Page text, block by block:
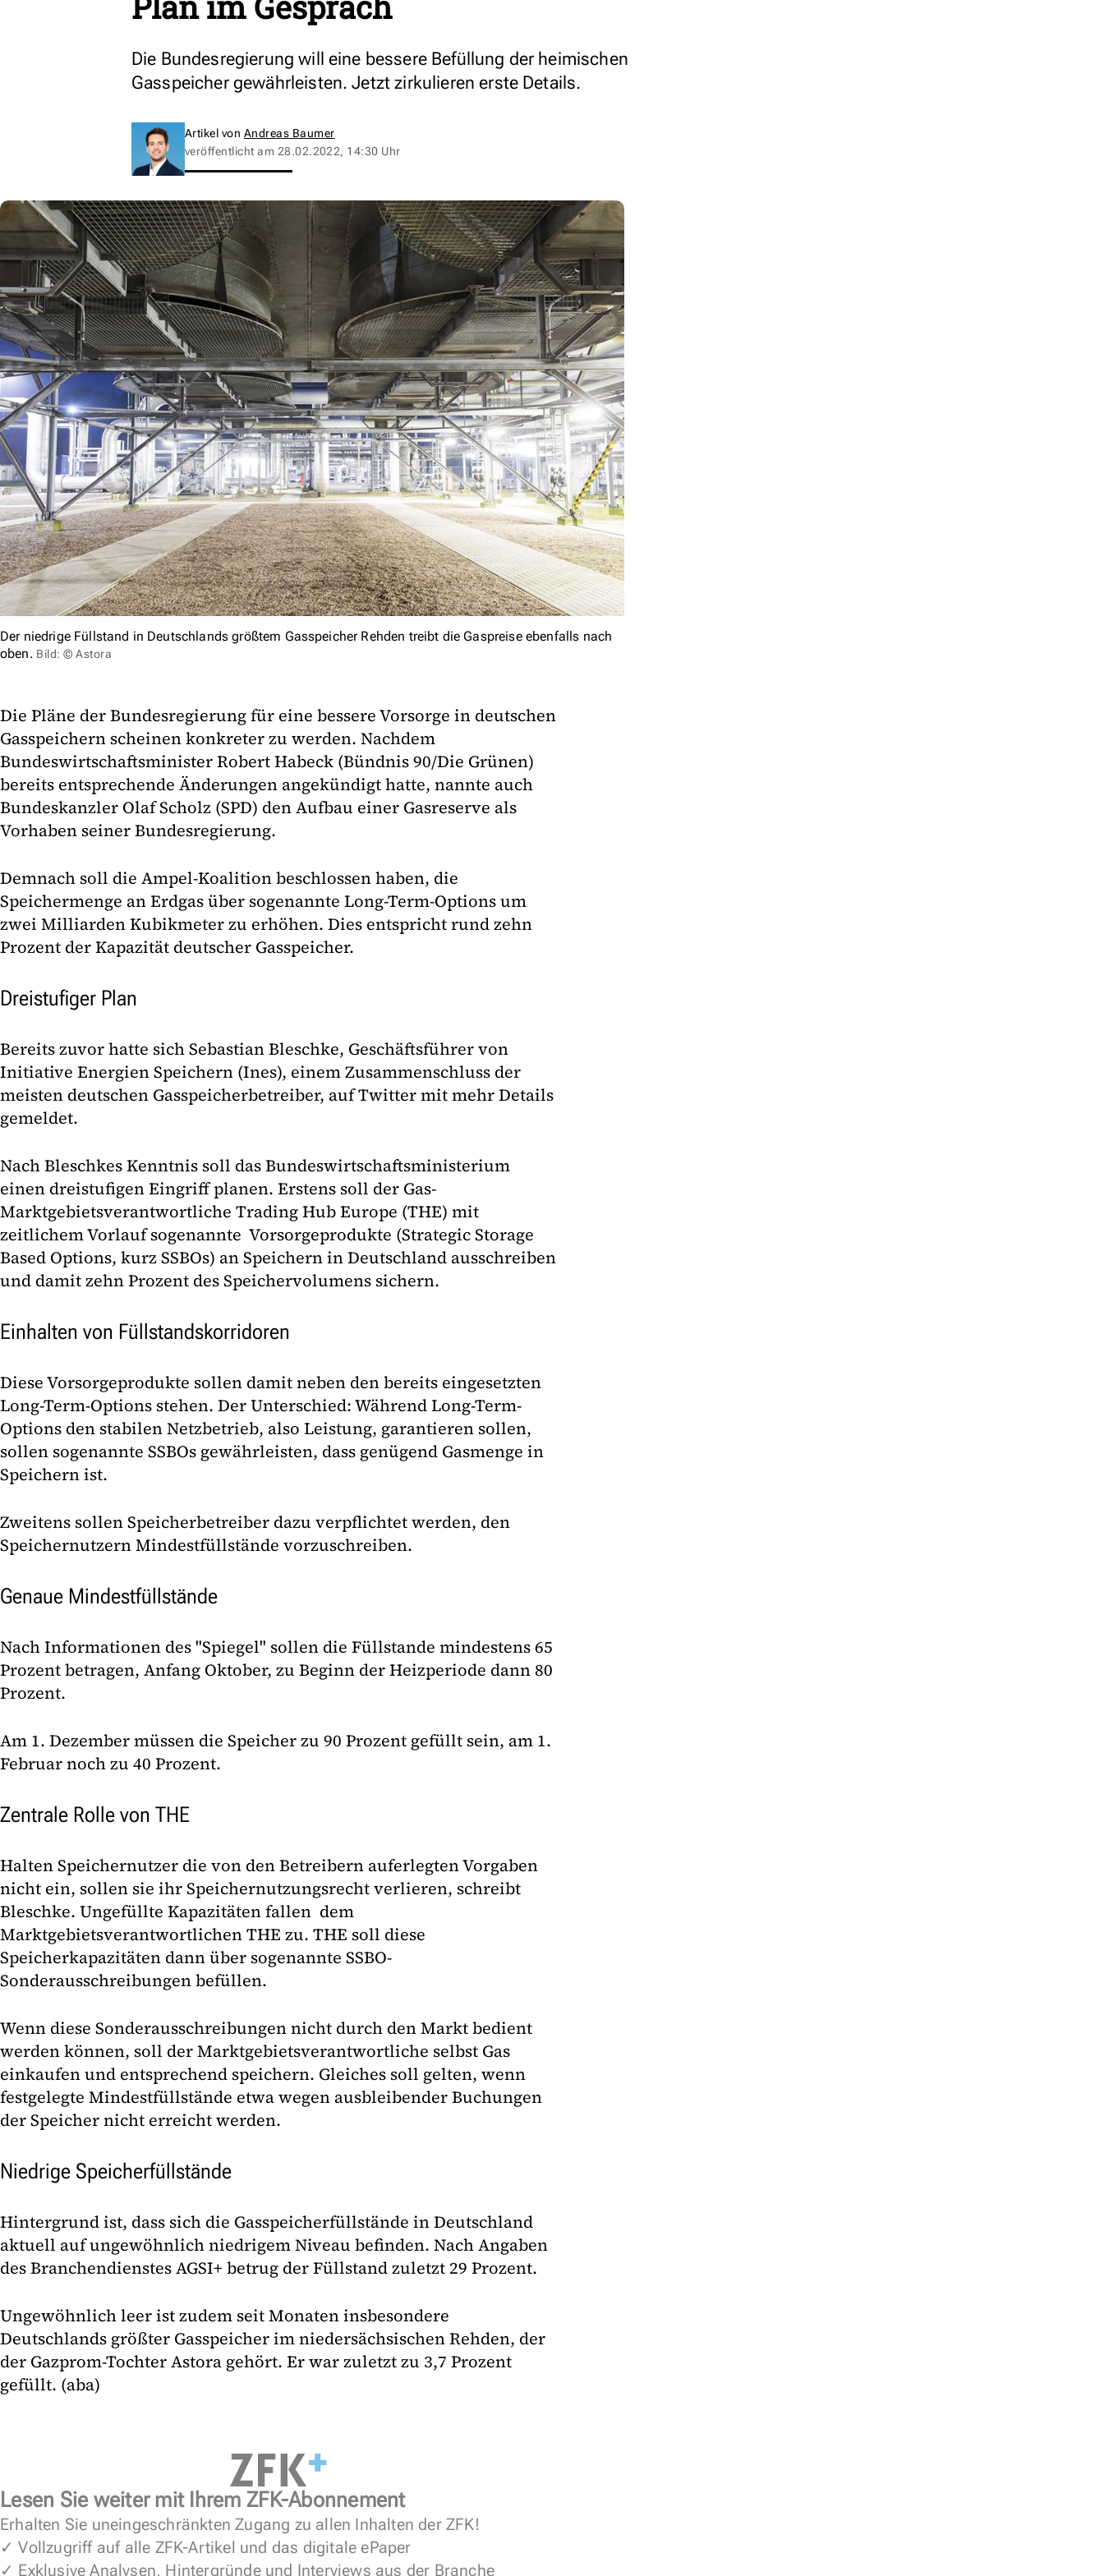
Die Bundesregierung will eine bessere Befüllung der heimischen
Gasspeicher gewährleisten. Jetzt zirkulieren erste Details.
Artikel von Andreas Baumer
veröffentlicht am 28.02.2022, 14:30 Uhr
Der niedrige Füllstand in Deutschlands größtem Gasspeicher Rehden treibt die Gaspreise ebenfalls nach
oben. Bild: © Astora
Die Pläne der Bundesregierung für eine bessere Vorsorge in deutschen
Gasspeichern scheinen konkreter zu werden. Nachdem
Bundeswirtschaftsminister Robert Habeck (Bündnis 90/Die Grünen)
bereits entsprechende Änderungen angekündigt hatte, nannte auch
Bundeskanzler Olaf Scholz (SPD) den Aufbau einer Gasreserve als
Vorhaben seiner Bundesregierung.
Demnach soll die Ampel-Koalition beschlossen haben, die
Speichermenge an Erdgas über sogenannte Long-Term-Options um
zwei Milliarden Kubikmeter zu erhöhen. Dies entspricht rund zehn
Prozent der Kapazität deutscher Gasspeicher.
Dreistufiger Plan
Bereits zuvor hatte sich Sebastian Bleschke, Geschäftsführer von
Initiative Energien Speichern (Ines), einem Zusammenschluss der
meisten deutschen Gasspeicherbetreiber, auf Twitter mit mehr Details
gemeldet.
Nach Bleschkes Kenntnis soll das Bundeswirtschaftsministerium
einen dreistufigen Eingriff planen. Erstens soll der Gas-
Marktgebietsverantwortliche Trading Hub Europe (THE) mit
zeitlichem Vorlauf sogenannte Vorsorgeprodukte (Strategic Storage
Based Options, kurz SSBOs) an Speichern in Deutschland ausschreiben
und damit zehn Prozent des Speichervolumens sichern.
Einhalten von Füllstandskorridoren
Diese Vorsorgeprodukte sollen damit neben den bereits eingesetzten
Long-Term-Options stehen. Der Unterschied: Während Long-Term-
Options den stabilen Netzbetrieb, also Leistung, garantieren sollen,
sollen sogenannte SSBOs gewährleisten, dass genügend Gasmenge in
Speichern ist.
Zweitens sollen Speicherbetreiber dazu verpflichtet werden, den
Speichernutzern Mindestfüllstände vorzuschreiben.
Genaue Mindestfüllstände
Nach Informationen des "Spiegel" sollen die Füllstande mindestens 65
Prozent betragen, Anfang Oktober, zu Beginn der Heizperiode dann 80
Prozent.
Am 1. Dezember müssen die Speicher zu 90 Prozent gefüllt sein, am 1.
Februar noch zu 40 Prozent.
Zentrale Rolle von THE
Halten Speichernutzer die von den Betreibern auferlegten Vorgaben
nicht ein, sollen sie ihr Speichernutzungsrecht verlieren, schreibt
Bleschke. Ungefüllte Kapazitäten fallen dem
Marktgebietsverantwortlichen THE zu. THE soll diese
Speicherkapazitäten dann über sogenannte SSBO-
Sonderausschreibungen befüllen.
Wenn diese Sonderausschreibungen nicht durch den Markt bedient
werden können, soll der Marktgebietsverantwortliche selbst Gas
einkaufen und entsprechend speichern. Gleiches soll gelten, wenn
festgelegte Mindestfüllstände etwa wegen ausbleibender Buchungen
der Speicher nicht erreicht werden.
Niedrige Speicherfüllstände
Hintergrund ist, dass sich die Gasspeicherfüllstände in Deutschland
aktuell auf ungewöhnlich niedrigem Niveau befinden. Nach Angaben
des Branchendienstes AGSI+ betrug der Füllstand zuletzt 29 Prozent.
Ungewöhnlich leer ist zudem seit Monaten insbesondere
Deutschlands größter Gasspeicher im niedersächsischen Rehden, der
der Gazprom-Tochter Astora gehört. Er war zuletzt zu 3,7 Prozent
gefüllt. (aba)
Lesen Sie weiter mit Ihrem ZFK-Abonnement
Erhalten Sie uneingeschränkten Zugang zu allen Inhalten der ZFK!
✓ Vollzugriff auf alle ZFK-Artikel und das digitale ePaper
✓ Exklusive Analysen, Hintergründe und Interviews aus der Branche